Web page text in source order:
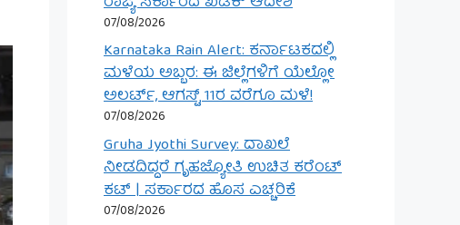
07/08/2026
Karnataka Rain Alert: ಕರ್ನಾಟಕದಲ್ಲಿ
ಮಳೆಯ ಅಬ್ಬರ: ಈ ಜಿಲ್ಲೆಗಳಿಗೆ ಯೆಲ್ಲೋ
ಅಲರ್ಟ್, ಆಗಸ್ಟ್ 11ರ ವರೆಗೂ ಮಳೆ!
07/08/2026
Gruha Jyothi Survey: ದಾಖಲೆ
ನೀಡದಿದ್ದರೆ ಗೃಹಜ್ಯೋತಿ ಉಚಿತ ಕರೆಂಟ್
ಕಟ್ | ಸರ್ಕಾರದ ಹೊಸ ಎಚ್ಚರಿಕೆ
07/08/2026